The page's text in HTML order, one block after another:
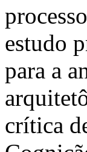
estudo
para a
crítica